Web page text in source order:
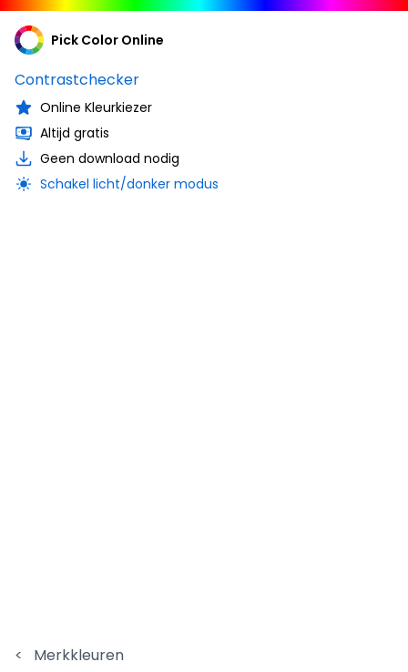
Pick Color Online
Contrastchecker
Online Kleurkiezer
Altijd gratis
Geen download nodig
Schakel licht/donker modus
< Merkkleuren